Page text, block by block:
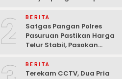
Tuntas “6 Eks Ketua PAC
Cabut Laporan”
2 BERITA
Satgas Pangan Polres
Pasuruan Pastikan Harga
Telur Stabil, Pasokan
Kekhawatiran Fluktuasi
BERITA
Terekam CCTV, Dua Pria